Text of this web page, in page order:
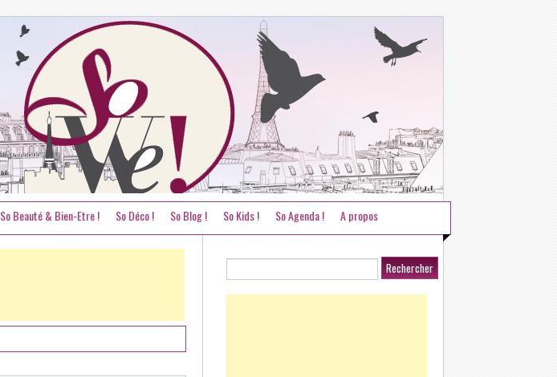
So Beauté & Bien-Etre ! So Déco ! So Blog ! So Kids ! So Agenda ! A propos